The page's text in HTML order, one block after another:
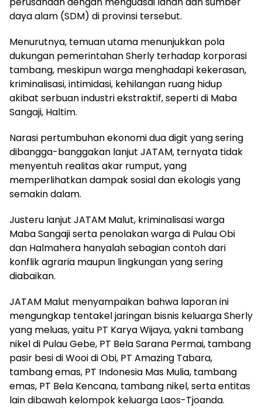
daya alam (SDM) di provinsi tersebut.
Menurutnya, temuan utama menunjukkan pola
dukungan pemerintahan Sherly terhadap korporasi
tambang, meskipun warga menghadapi kekerasan,
kriminalisasi, intimidasi, kehilangan ruang hidup
akibat serbuan industri ekstraktif, seperti di Maba
Sangaji, Haltim.
Narasi pertumbuhan ekonomi dua digit yang sering
dibangga-banggakan lanjut JATAM, ternyata tidak
menyentuh realitas akar rumput, yang
memperlihatkan dampak sosial dan ekologis yang
semakin dalam.
Justeru lanjut JATAM Malut, kriminalisasi warga
Maba Sangaji serta penolakan warga di Pulau Obi
dan Halmahera hanyalah sebagian contoh dari
konflik agraria maupun lingkungan yang sering
diabaikan.
JATAM Malut menyampaikan bahwa laporan ini
mengungkap tentakel jaringan bisnis keluarga Sherly
yang meluas, yaitu PT Karya Wijaya, yakni tambang
nikel di Pulau Gebe, PT Bela Sarana Permai, tambang
pasir besi di Wooi di Obi, PT Amazing Tabara,
tambang emas, PT Indonesia Mas Mulia, tambang
emas, PT Bela Kencana, tambang nikel, serta entitas
lain dibawah kelompok keluarga Laos-Tjoanda.